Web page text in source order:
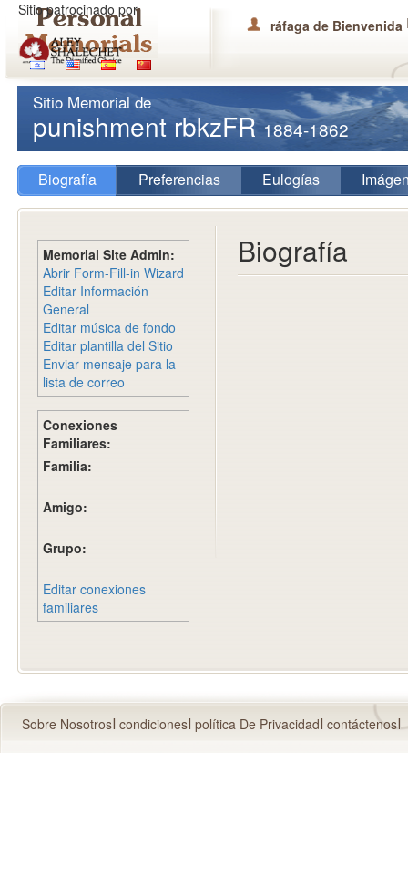
Sitio patrocinado por
ráfaga de Bienvenida
Sitio Memorial de
punishment rbkzFR1884-1862
Biografía Preferencias Eulogías
Memorial Site Admin:
Abrir Form-Fill-in Wizard
Editar Información
General
Editar música de fondo
Editar plantilla del Sitio
Enviar mensaje para la
lista de correo
Conexiones
Familiares:
Familia:
Amigo:
Grupo:
Editar conexiones
familiares
Biografía
Sobre Nosotros condiciones política De Privacidad contáctenos